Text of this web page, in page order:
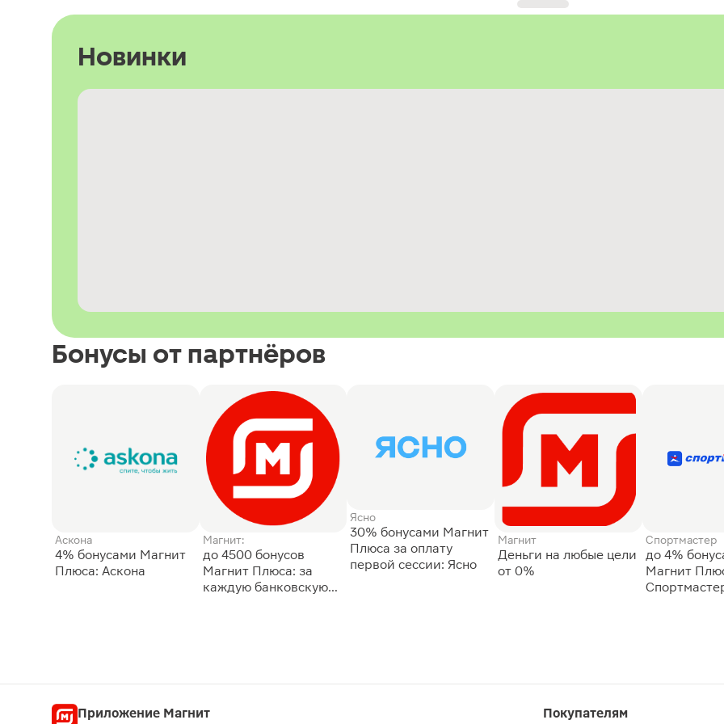
Новинки
Бонусы от партнёров
Аскона
4% бонусами Магнит
Плюса: Аскона
Магнит:
до 4500 бонусов
Магнит Плюса: за
каждую банковскую
Ясно
30% бонусами Магнит
Плюса за оплату
первой сессии: Ясно
Магнит
Деньги на любые цели
от 0%
Спортмастер
до 4%
Магнит
Приложение Магнит Покупателям